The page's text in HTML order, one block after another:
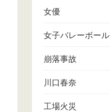
女優
女子バレーボール
崩落事故
川口春奈
工場火災